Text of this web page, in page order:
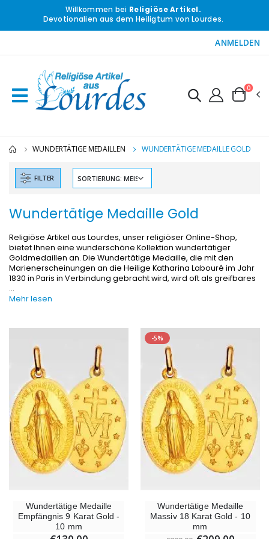
Willkommen bei Religiöse Artikel.
Devotionalien aus dem Heiligtum von Lourdes.
ANMELDEN
0
WUNDERTÄTIGE MEDAILLEN WUNDERTÄTIGE MEDAILLE GOLD
FILTER
Wundertätige Medaille Gold
Religiöse Artikel aus Lourdes, unser religiöser Online-Shop,
bietet Ihnen eine wunderschöne Kollektion wundertätiger
Goldmedaillen an. Die Wundertätige Medaille, die mit den
Marienerscheinungen an die Heilige Katharina Labouré im Jahr
1830 in Paris in Verbindung gebracht wird, wird oft als greifbares
...
Mehr lesen
Wundertätige Medaille
Empfängnis 9 Karat Gold -
10 mm
-5%
Wundertätige Medaille
Massiv 18 Karat Gold - 10
mm
-10%
Figur Wundertätige Jungfrau Beleuchtet
€21.90
€12.90
€130.00
-20%
-20%
€15.00 €12.00
€7.90